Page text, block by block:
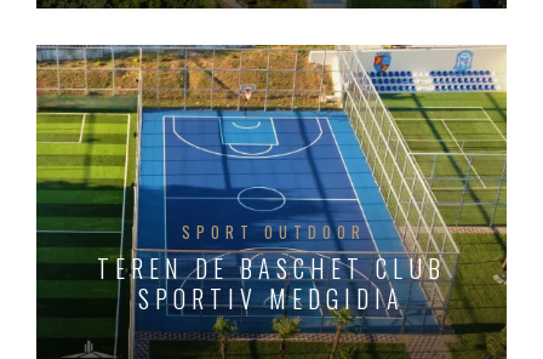
SPORT OUTDOOR
TEREN DE BASCHET CLUB
SPORTIV MEDGIDIA